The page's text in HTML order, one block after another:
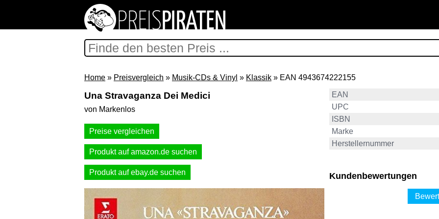
Home » Preisvergleich » Musik-CDs & Vinyl » Klassik » EAN 4943674222155
Una Stravaganza Dei Medici
von Markenlos
Preise vergleichen
Produkt auf amazon.de suchen
Produkt auf ebay.de suchen
EAN
UPC
ISBN
Marke
Herstellernummer
Kundenbewertungen